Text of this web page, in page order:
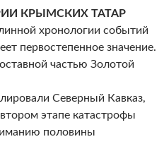
КРЫМСКИХ ТАТАР
хронологии событий
первостепенное значение.
частью Золотой
Северный Кавказ,
этапе катастрофы
половины